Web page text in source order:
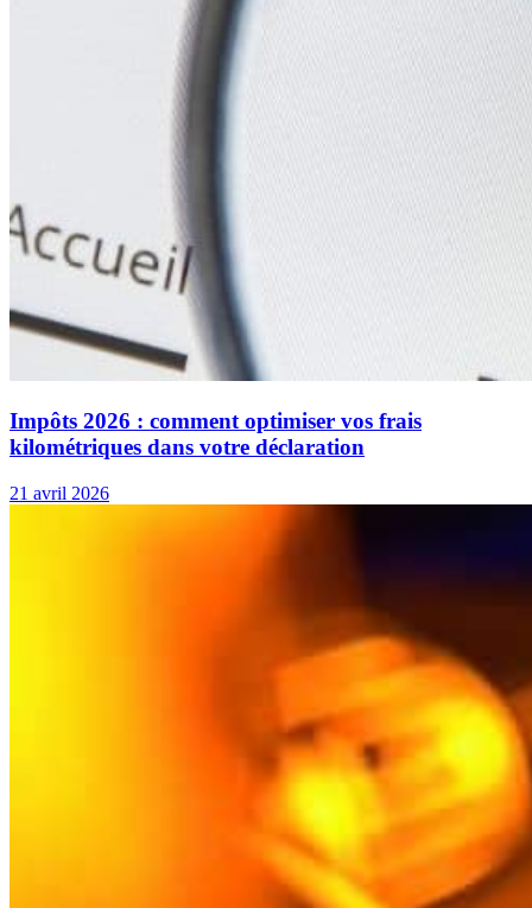
Impôts 2026 : comment optimiser vos frais
kilométriques dans votre déclaration
21 avril 2026